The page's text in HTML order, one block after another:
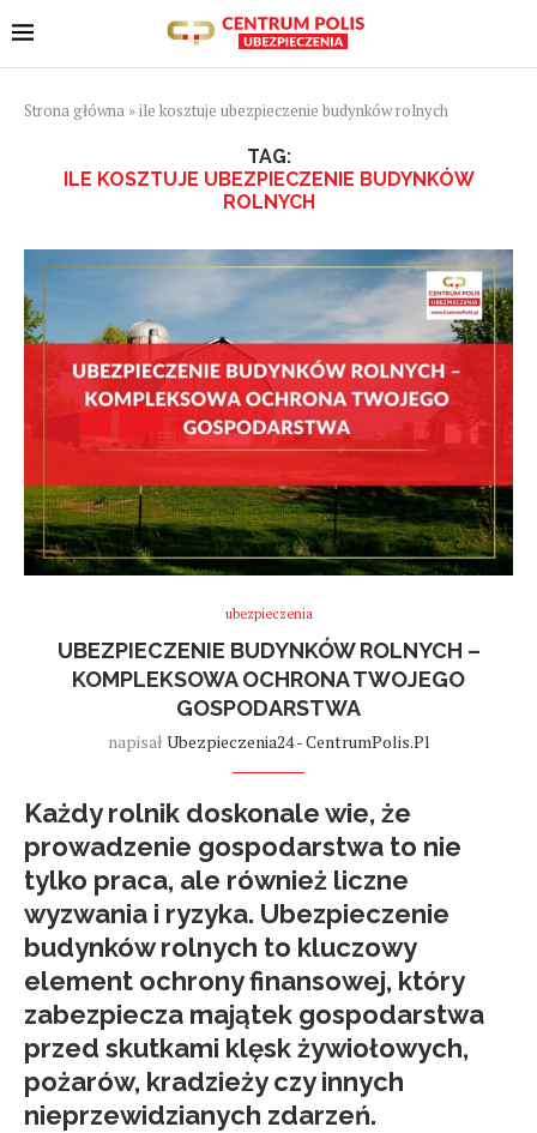
Strona główna »ile kosztuje ubezpieczenie budynków rolnych
TAG:
ILE KOSZTUJE UBEZPIECZENIE BUDYNKÓW
ROLNYCH
ubezpieczenia
UBEZPIECZENIE BUDYNKÓW ROLNYCH –
KOMPLEKSOWA OCHRONA TWOJEGO
GOSPODARSTWA
napisał Ubezpieczenia24 - CentrumPolis.pl
Każdy rolnik doskonale wie, że
prowadzenie gospodarstwa to nie
tylko praca, ale również liczne
wyzwania i ryzyka. Ubezpieczenie
budynków rolnych to kluczowy
element ochrony finansowej, który
zabezpiecza majątek gospodarstwa
przed skutkami klęsk żywiołowych,
pożarów, kradzieży czy innych
nieprzewidzianych zdarzeń.